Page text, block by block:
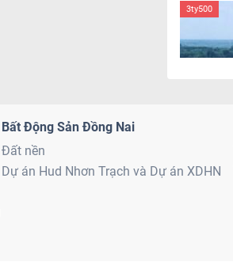
3ty500
Bất Động Sản Đồng Nai
Đất nền
Dự án Hud Nhơn Trạch và Dự án XDHN